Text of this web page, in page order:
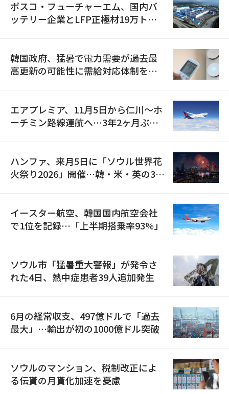
ポスコ・フューチャーエム、国内バ
ッテリー企業とLFP正極材19万トン
韓国政府、猛暑で電力需要が過去最
高更新の可能性に需給対応体制を点
エアプレミア、11月5日から仁川〜ホ
ーチミン路線運航へ…3年2ヶ月ぶり
ハンファ、来月5日に「ソウル世界花
火祭り2026」開催…韓・米・英の3カ
イースター航空、韓国国内航空会社
で1位を記録…「上半期搭乗率93%」
ソウル市「猛暑重大警報」が発令さ
れた4日、熱中症患者39人追加発生
6月の経常収支、497億ドルで「過去
最大」…輸出が初の1000億ドル突破
ソウルのマンション、税制改正によ
る伝貰の月貰化加速を憂慮